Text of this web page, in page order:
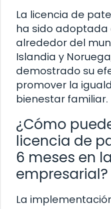
La licencia de
ha sido adoptada
alrededor del
Islandia y
demostrado su
promover la
bienestar familiar.
¿Cómo
licencia de
6 meses en
empresarial?
La